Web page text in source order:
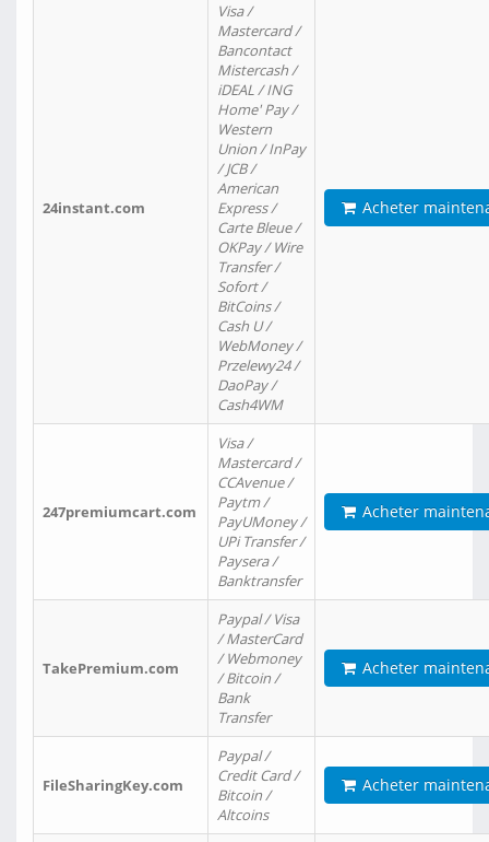
24instant.com
Visa /
Mastercard /
Bancontact
Mistercash /
iDEAL / ING
Home' Pay /
Western
Union / InPay
/ JCB /
American
Express /
Carte Bleue /
OKPay / Wire
Transfer /
Sofort /
BitCoins /
Cash U /
WebMoney /
Przelewy24 /
DaoPay /
Cash4WM
Acheter
247premiumcart.com
Visa /
Mastercard /
CCAvenue /
Paytm /
PayUMoney /
UPi Transfer /
Paysera /
Banktransfer
Acheter
TakePremium.com
Paypal / Visa
/ MasterCard
/ Webmoney
/ Bitcoin /
Bank
Transfer
Acheter
FileSharingKey.com
Paypal /
Credit Card /
Bitcoin /
Altcoins
Acheter